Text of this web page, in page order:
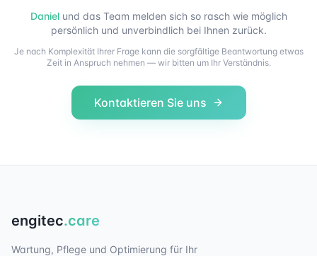
Danielund das Team melden sich so rasch wie möglich
persönlich und unverbindlich bei Ihnen zurück.
Je nach Komplexität Ihrer Frage kann die sorgfältige Beantwortung etwas
Zeit in Anspruch nehmen — wir bitten um Ihr Verständnis.
Kontaktieren Sie uns
engitec.care
Wartung, Pflege und Optimierung für Ihr